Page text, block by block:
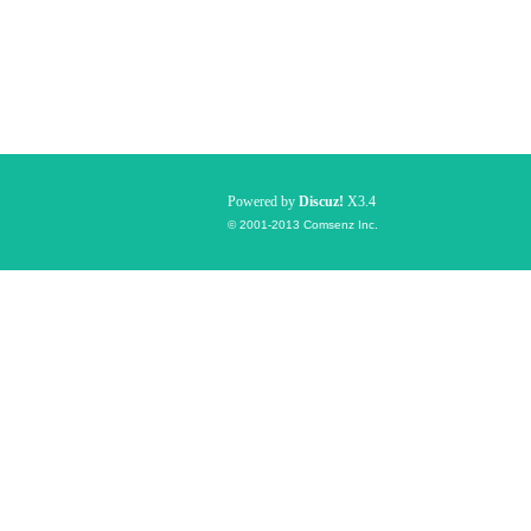
Powered by Discuz! X3.4
© 2001-2013 Comsenz Inc.